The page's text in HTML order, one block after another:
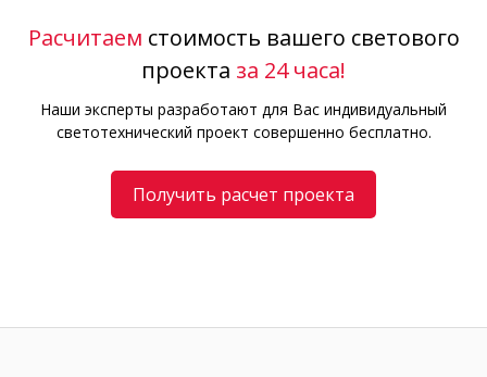
Расчитаем стоимость вашего светового
проекта за 24 часа!
Наши эксперты разработают для Вас индивидуальный
светотехнический проект совершенно бесплатно.
Получить расчет проекта